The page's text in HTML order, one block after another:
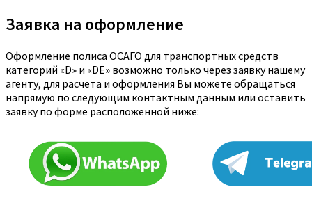
Заявка на оформление
Оформление полиса ОСАГО для транспортных средств
категорий «D» и «DE» возможно только через заявку нашему
агенту, для расчета и оформления Вы можете обращаться
напрямую по следующим контактным данным или оставить
заявку по форме расположенной ниже: